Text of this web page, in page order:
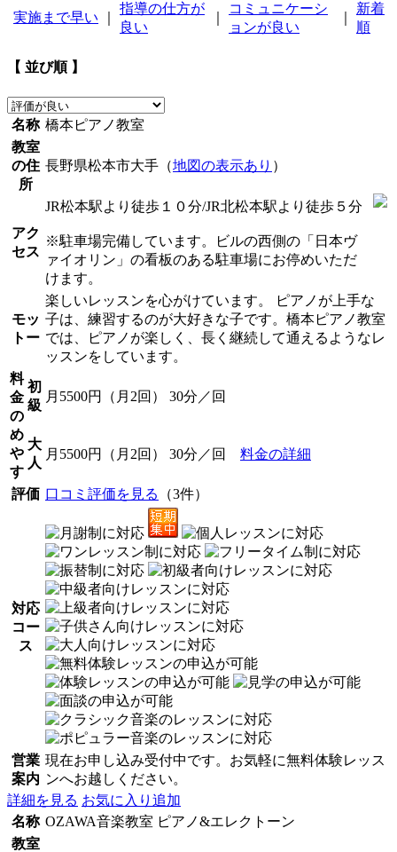
実施まで早い
指導の仕方が
良い
コミュニケーシ
ョンが良い
新着
順
【 並び順 】
名称 橋本ピアノ教室
教室
の住
所
長野県松本市大手（地図の表示あり ）
アク
セス
JR松本駅より徒歩１０分/JR北松本駅より徒歩５分
※駐車場完備しています。ビルの西側の「日本ヴ
ァイオリン」の看板のある駐車場にお停めいただ
けます。
モッ
トー
楽しいレッスンを心がけています。 ピアノが上手な
子は、練習するのが大好きな子です。橋本ピアノ教室
では、ピアノが楽しく、長く継続して通えるようなレ
ッスンをしています。
料
金
の
め
や
す
初
級
月5500円（月2回） 30分／回
大
人
月5500円（月2回） 30分／回 料金の詳細
評価 口コミ評価を見る （3件）
対応
コー
ス
営業
案内
現在お申し込み受付中です。お気軽に無料体験レッス
ンへお越しください。
詳細を見る お気に入り追加
名称 OZAWA音楽教室 ピアノ&エレクトーン
教室